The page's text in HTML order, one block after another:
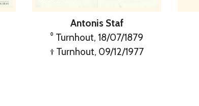
Antonis Staf
° Turnhout, 18/07/1879
† Turnhout, 09/12/1977